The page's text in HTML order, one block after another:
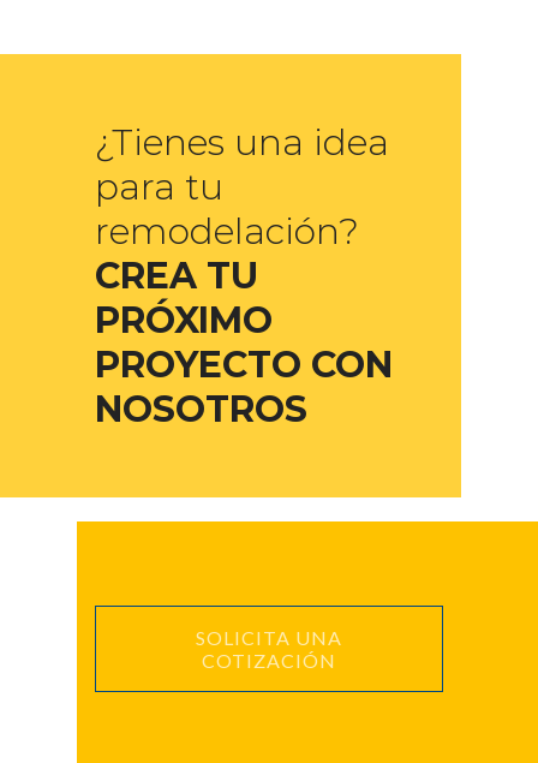
¿Tienes una idea
para tu
remodelación?
CREA TU
PRÓXIMO
PROYECTO CON
NOSOTROS
SOLICITA UNA
COTIZACIÓN